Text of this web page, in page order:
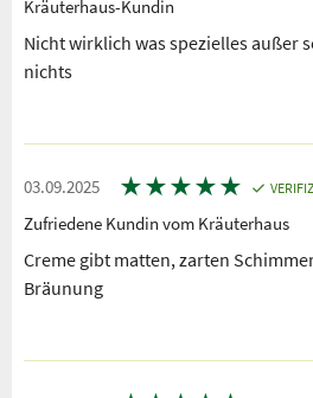
Kräuterhaus-Kundin
Nicht wirklich was spezielles außer
nichts
03.09.2025 ★★★★★
Zufriedene Kundin vom Kräuterhaus
Creme gibt matten, zarten
Bräunung